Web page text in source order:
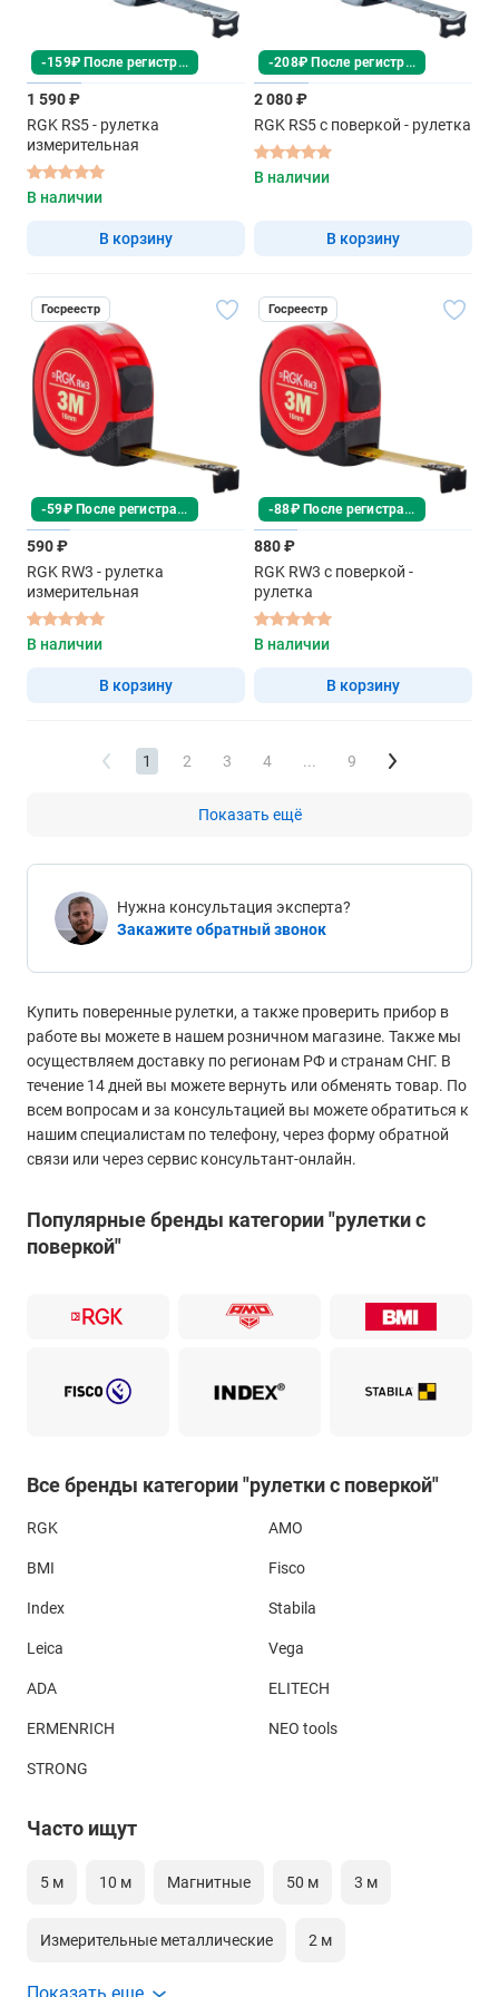
-159₽ После регистрации
1 590 ₽
RGK RS5 - рулетка
измерительная
В наличии
В корзину
-208₽ После регистрации
2 080 ₽
RGK RS5 с поверкой - рулетка
В наличии
В корзину
Госреестр
-59₽ После регистрации
590 ₽
RGK RW3 - рулетка
измерительная
В наличии
В корзину
Госреестр
-88₽ После регистрации
880 ₽
RGK RW3 с поверкой -
рулетка
В наличии
В корзину
1 2 3 4 ... 9
Показать ещё
Нужна консультация эксперта?
Закажите обратный звонок
Купить поверенные рулетки, а также проверить прибор в
работе вы можете в нашем розничном магазине. Также мы
осуществляем доставку по регионам РФ и странам СНГ. В
течение 14 дней вы можете вернуть или обменять товар. По
всем вопросам и за консультацией вы можете обратиться к
нашим специалистам по телефону, через форму обратной
связи или через сервис консультант-онлайн.
Популярные бренды категории "рулетки с
поверкой"
Все бренды категории "рулетки с поверкой"
RGK AMO
BMI Fisco
Index Stabila
Leica Vega
ADA ELITECH
ERMENRICH NEO tools
STRONG
Часто ищут
5 м 10 м Магнитные 50 м 3 м
Измерительные металлические 2 м
Показать еще